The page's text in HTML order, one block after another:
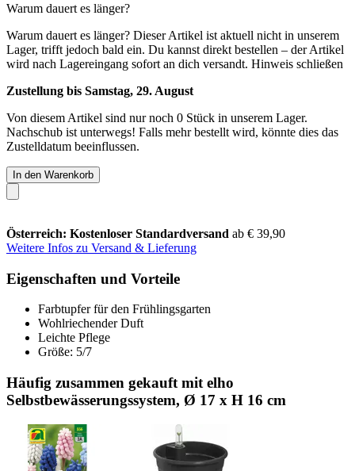
Warum dauert es länger?
Warum dauert es länger? Dieser Artikel ist aktuell nicht in unserem
Lager, trifft jedoch bald ein. Du kannst direkt bestellen – der Artikel
wird nach Lagereingang sofort an dich versandt. Hinweis schließen
Zustellung bis Samstag, 29. August
Von diesem Artikel sind nur noch 0 Stück in unserem Lager.
Nachschub ist unterwegs! Falls mehr bestellt wird, könnte dies das
Zustelldatum beeinflussen.
In den Warenkorb
Österreich: Kostenloser Standardversand ab € 39,90
Weitere Infos zu Versand & Lieferung
Eigenschaften und Vorteile
Farbtupfer für den Frühlingsgarten
Wohlriechender Duft
Leichte Pflege
Größe: 5/7
Häufig zusammen gekauft mit elho
Selbstbewässerungssystem, Ø 17 x H 16 cm